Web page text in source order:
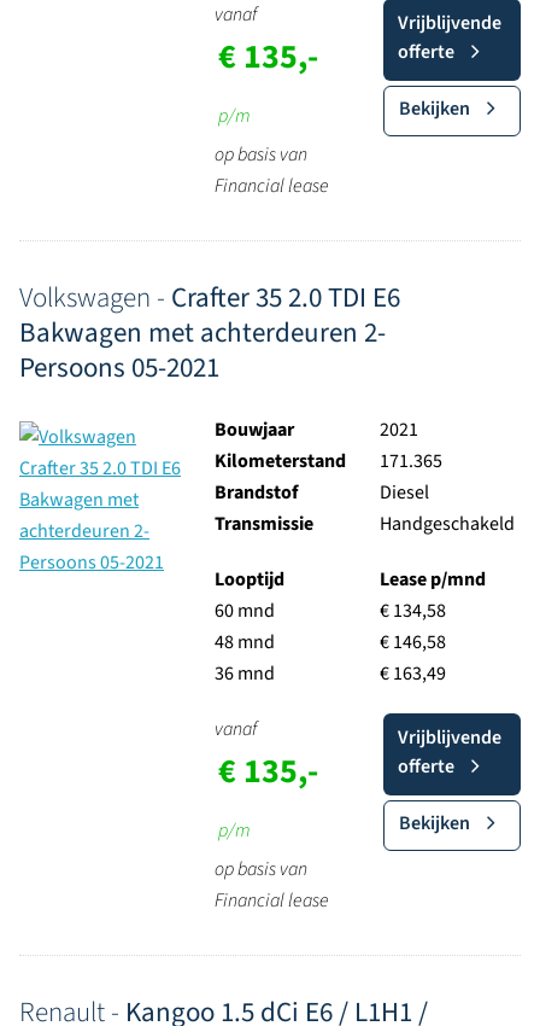
vanaf
€ 135,-
p/m
op basis van
Financial lease
Vrijblijvende
offerte
Bekijken
Volkswagen - Crafter 35 2.0 TDI E6
Bakwagen met achterdeuren 2-
Persoons 05-2021
Bouwjaar
2021
Kilometerstand
171.365
Brandstof
Diesel
Transmissie
Handgeschakeld
Looptijd
60 mnd
48 mnd
36 mnd
Lease p/mnd
€ 134,58
€ 146,58
€ 163,49
vanaf
€ 135,-
p/m
op basis van
Financial lease
Vrijblijvende
offerte
Bekijken
Renault - Kangoo 1.5 dCi E6 / L1H1 /